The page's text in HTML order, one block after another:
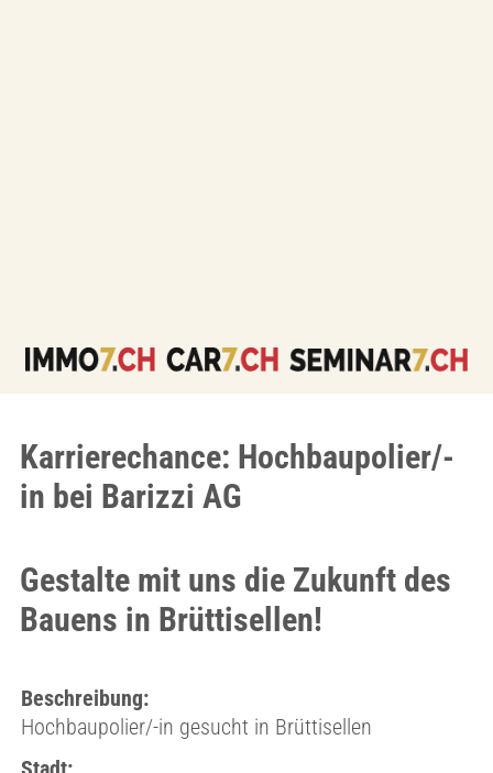
Karrierechance: Hochbaupolier/-
in bei Barizzi AG
Gestalte mit uns die Zukunft des
Bauens in Brüttisellen!
Beschreibung:
Hochbaupolier/-in gesucht in Brüttisellen